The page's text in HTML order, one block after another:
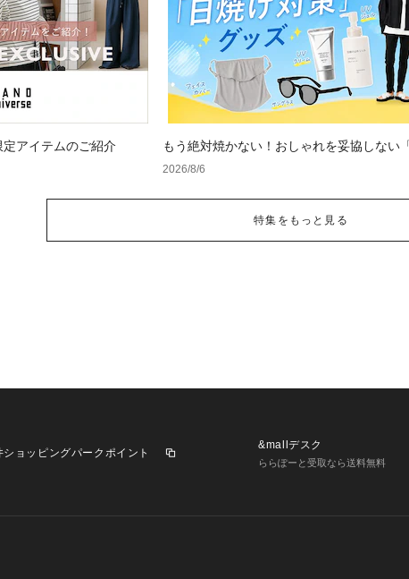
アイテムのご紹介
もう絶対焼かない！おしゃれを妥協しない「
け対策」グッズ
2026/8/6
特集をもっと見る
ショッピングパークポイント
&mallデスク
ららぽーと受取なら送料無料